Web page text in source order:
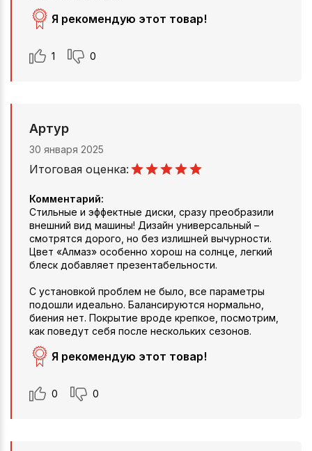
Я рекомендую этот товар!
1 0
Артур
30 января 2025
Итоговая оценка:
Комментарий:
Стильные и эффектные диски, сразу преобразили
внешний вид машины! Дизайн универсальный –
смотрятся дорого, но без излишней вычурности.
Цвет «Алмаз» особенно хорош на солнце, легкий
блеск добавляет презентабельности.
С установкой проблем не было, все параметры
подошли идеально. Балансируются нормально,
биения нет. Покрытие вроде крепкое, посмотрим,
как поведут себя после нескольких сезонов.
Я рекомендую этот товар!
0 0